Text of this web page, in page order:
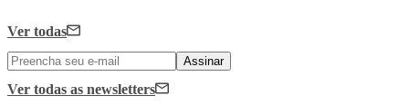
Ver todas
Assinar
Ver todas as newsletters